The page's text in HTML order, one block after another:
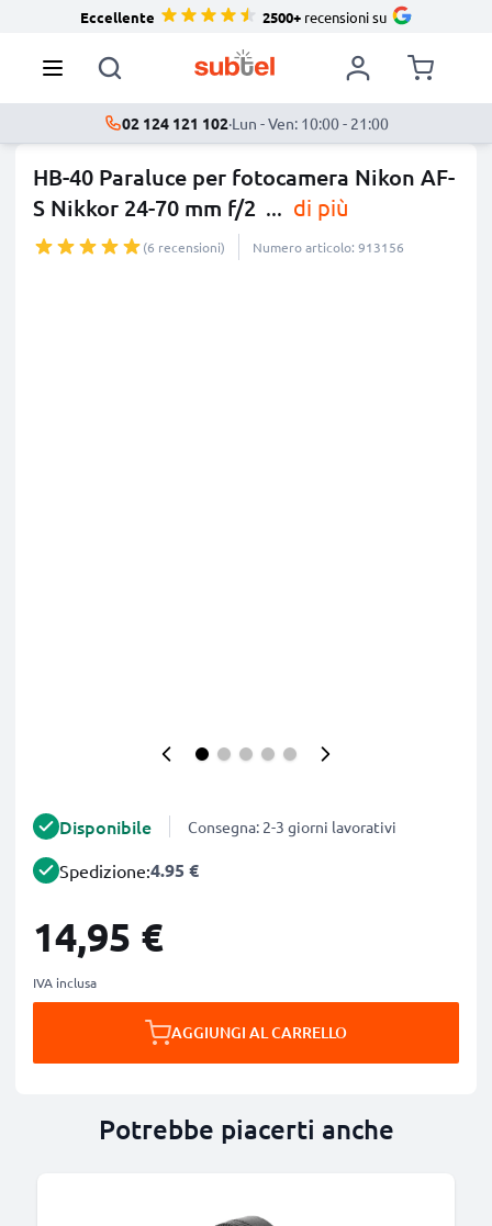
Eccellente 2500+recensioni su
02 124 121 102·Lun - Ven: 10:00 - 21:00
HB-40 Paraluce per fotocamera Nikon AF-
S Nikkor 24-70 mm f/2 ... di più
(6 recensioni) Numero articolo: 913156
Disponibile Consegna: 2-3 giorni lavorativi
Spedizione:4.95 €
14,95 €
IVA inclusa
AGGIUNGI AL CARRELLO
Potrebbe piacerti anche